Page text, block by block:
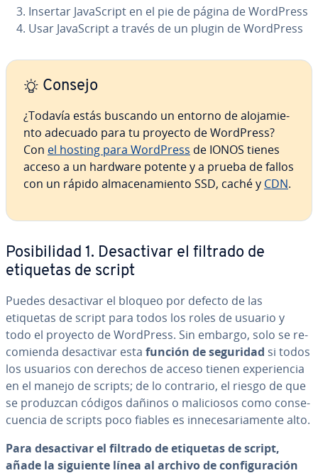
Insertar Ja­va­S­cri­pt en el pie de página de WordPress
Usar Ja­va­S­cri­pt a través de un plugin de WordPress
Consejo
¿Todavía estás buscando un entorno de alo­ja­mie­
n­to adecuado para tu proyecto de WordPress?
Con el hosting para WordPress de IONOS tienes
acceso a un hardware potente y a prueba de fallos
con un rápido al­ma­ce­na­mie­n­to SSD, caché y CDN.
Po­si­bi­li­dad 1. Des­ac­ti­var el filtrado de
etiquetas de script
Puedes des­ac­ti­var el bloqueo por defecto de las
etiquetas de script para todos los roles de usuario y
todo el proyecto de WordPress. Sin embargo, solo se re­
co­mie­n­da des­ac­ti­var esta función de seguridad si todos
los usuarios con derechos de acceso tienen ex­pe­rie­n­cia
en el manejo de scripts; de lo contrario, el riesgo de que
se produzcan códigos dañinos o ma­li­cio­sos como co­n­se­
cue­n­cia de scripts poco fiables es in­ne­ce­sa­ria­me­n­te alto.
Para des­ac­ti­var el filtrado de etiquetas de script,
añade la siguiente línea al archivo de co­n­fi­gu­ra­ción